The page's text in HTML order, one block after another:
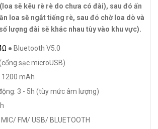
sẽ kêu rè rè do chưa có đài), sau đó ấn
loa sẽ ngắt tiếng rè, sau đó chờ loa dò và
lượng đài sẽ khác nhau tùy vào khu vực).
● Bluetooth V5.0
sạc microUSB)
1200 mAh
3 - 5h (tùy mức âm lượng)
FM/ USB/ BLUETOOTH